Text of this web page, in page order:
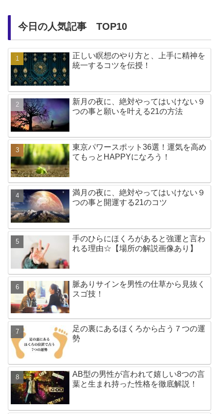
今日の人気記事 TOP10
正しい瞑想のやり方と、上手に精神を
統一するコツを伝授！
新月の夜に、絶対やってはいけない９
つの事と願いを叶える21の方法
東京パワースポット36選！運気を高め
てもっとHAPPYになろう！
満月の夜に、絶対やってはいけない９
つの事と開運する21のコツ
手のひらにほくろがあると強運と言わ
れる理由☆【場所の解説画像あり】
脈ありサインを男性の仕草から見抜く
スゴ技！
足の裏にあるほくろから占う７つの運
勢
AB型の男性が言われて嬉しい8つの言
葉と生まれ持った性格を徹底解説！